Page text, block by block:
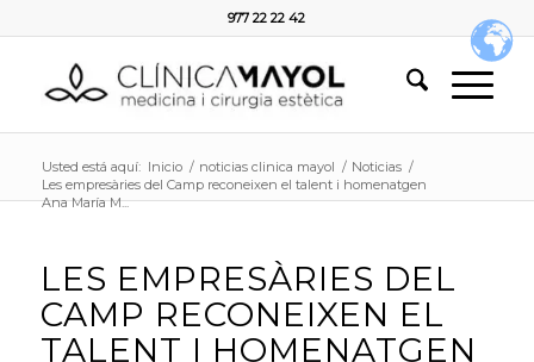
977 22 22 42
Usted está aquí: Inicio / noticias clinica mayol / Noticias /
Les empresàries del Camp reconeixen el talent i homenatgen
Ana María M...
LES EMPRESÀRIES DEL
CAMP RECONEIXEN EL
TALENT I HOMENATGEN